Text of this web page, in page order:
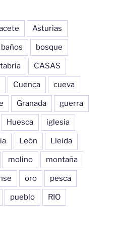
Asturias
baños bosque
CASAS
Cuenca cueva
Granada guerra
Huesca iglesia
León Lleida
molino montaña
oro pesca
pueblo RIO